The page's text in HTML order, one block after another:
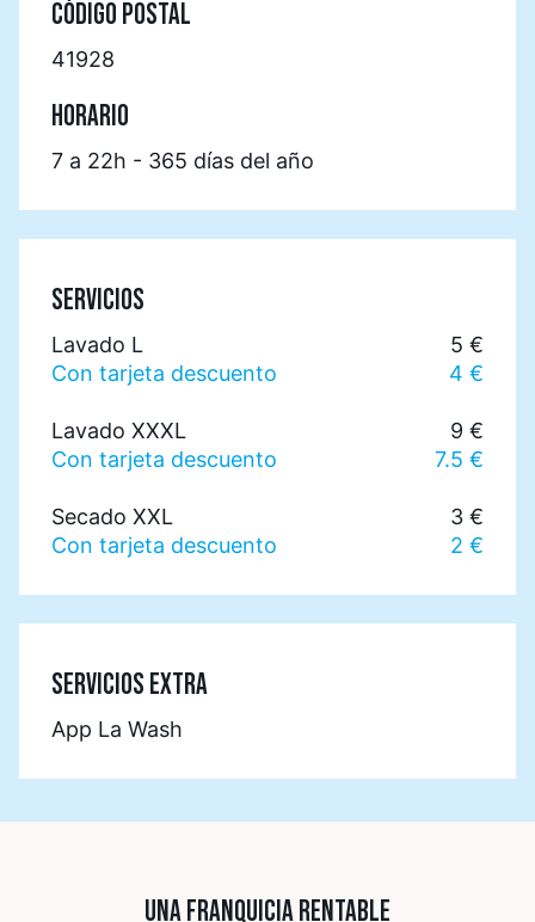
CÓDIGO POSTAL
41928
HORARIO
7 a 22h - 365 días del año
SERVICIOS
Lavado L
5 €
Con tarjeta descuento
4 €
Lavado XXXL
9 €
Con tarjeta descuento
7.5 €
Secado XXL
3 €
Con tarjeta descuento
2 €
SERVICIOS EXTRA
App La Wash
UNA FRANQUICIA RENTABLE